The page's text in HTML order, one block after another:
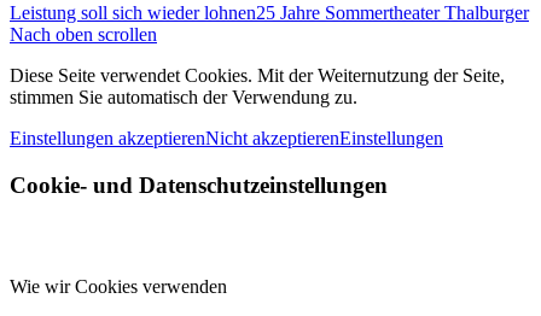
Leistung soll sich wieder lohnen25 Jahre Sommertheater Thalburger
Nach oben scrollen
Diese Seite verwendet Cookies. Mit der Weiternutzung der Seite,
stimmen Sie automatisch der Verwendung zu.
Einstellungen akzeptierenNicht akzeptierenEinstellungen
Cookie- und Datenschutzeinstellungen
Wie wir Cookies verwenden